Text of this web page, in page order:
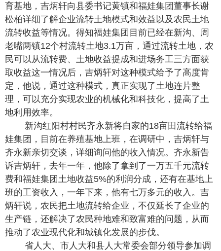
育基地，吉炳轩向县委书记黄镇和福娃集团董事长谢
松柏详细了解企业流转土地模式和效益以及农民土地
流转收益等情况。得知福娃集团目前已经在新沟、周
老嘴两镇12个村流转土地3.1万亩，通过流转土地，农
民可以从流转费、土地收益提成和进场务工三方面获
取收益这一情况后，吉炳轩对这种模式给予了高度肯
定，他说，通过这种模式，真正实现了土地连片整
理，可以充分实现农业的机械化和科技化，提高了土
地利用效率。
新沟红阳村村民齐永新将自家的18亩田流转给福
娃集团，目前在养殖基地上班，在调研中，吉炳轩与
齐永新亲切交谈，详细询问他的收入情况。齐永新告
诉吉炳轩，去年一年，他除了拿到了一万五千元流转
费和福娃集团土地收益5%的利润分成，还有在基地上
班的工资收入，一年下来，他有七万多元的收入。吉
炳轩说，农民把土地流转给企业，不仅延长了企业的
生产链，还解决了农民种地难和致富难的问题，从而
推动了农业现代化和城镇化发展的步伐。
省人大、市人大和县人大常委会部分领导参加调